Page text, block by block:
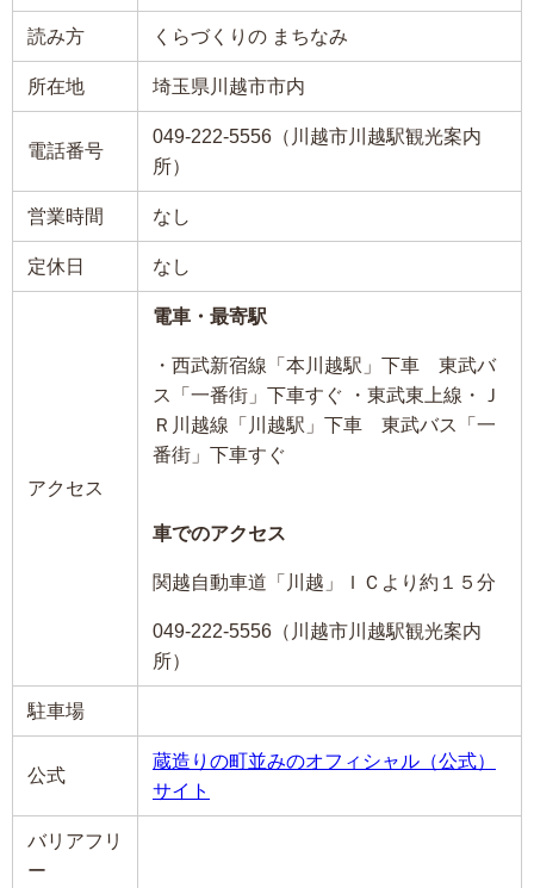
読み方 くらづくりの まちなみ
所在地 埼玉県川越市市内
電話番号
049-222-5556（川越市川越駅観光案内
所）
営業時間 なし
定休日 なし
アクセス
電車・最寄駅
・西武新宿線「本川越駅」下車 東武バ
ス「一番街」下車すぐ ・東武東上線・Ｊ
Ｒ川越線「川越駅」下車 東武バス「一
番街」下車すぐ
車でのアクセス
関越自動車道「川越」ＩＣより約１５分
049-222-5556（川越市川越駅観光案内
所）
駐車場
公式
蔵造りの町並みのオフィシャル（公式）
サイト
バリアフリ
ー